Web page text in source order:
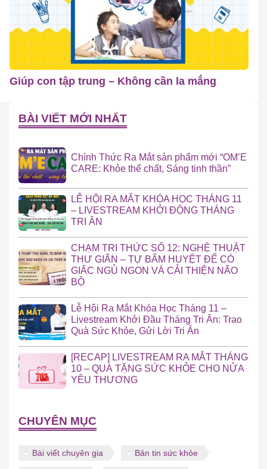
Giúp con tập trung – Không cần la mắng
BÀI VIẾT MỚI NHẤT
Chính Thức Ra Mắt sản phẩm mới “OM’E
CARE: Khỏe thể chất, Sáng tinh thần”
LỄ HỘI RA MẮT KHÓA HỌC THÁNG 11
– LIVESTREAM KHỞI ĐỘNG THÁNG
TRI ÂN
CHẠM TRI THỨC SỐ 12: NGHỆ THUẬT
THƯ GIÃN – TỰ BẤM HUYỆT ĐỂ CÓ
GIẤC NGỦ NGON VÀ CẢI THIỆN NÃO
BỘ
Lễ Hội Ra Mắt Khóa Học Tháng 11 –
Livestream Khởi Đầu Tháng Tri Ân: Trao
Quà Sức Khỏe, Gửi Lời Tri Ân
[RECAP] LIVESTREAM RA MẮT THÁNG
10 – QUÀ TẶNG SỨC KHỎE CHO NỬA
YÊU THƯƠNG
CHUYÊN MỤC
Bài viết chuyên gia Bản tin sức khỏe